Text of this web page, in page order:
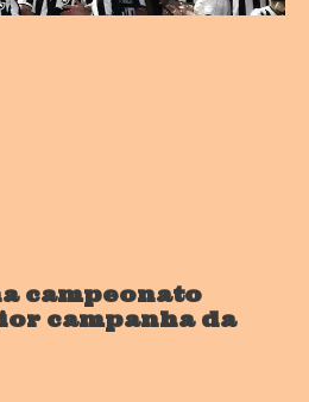
campeonato
campanha da